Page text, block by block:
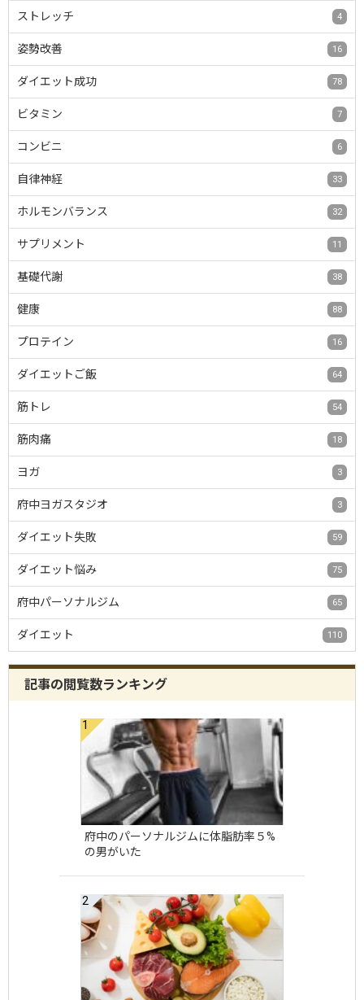
ストレッチ 4
姿勢改善 16
ダイエット成功 78
ビタミン 7
コンビニ 6
自律神経 33
ホルモンバランス 32
サプリメント 11
基礎代謝 38
健康 88
プロテイン 16
ダイエットご飯 64
筋トレ 54
筋肉痛 18
ヨガ 3
府中ヨガスタジオ 3
ダイエット失敗 59
ダイエット悩み 75
府中パーソナルジム 65
ダイエット 110
記事の閲覧数ランキング
府中のパーソナルジムに体脂肪率５%
の男がいた